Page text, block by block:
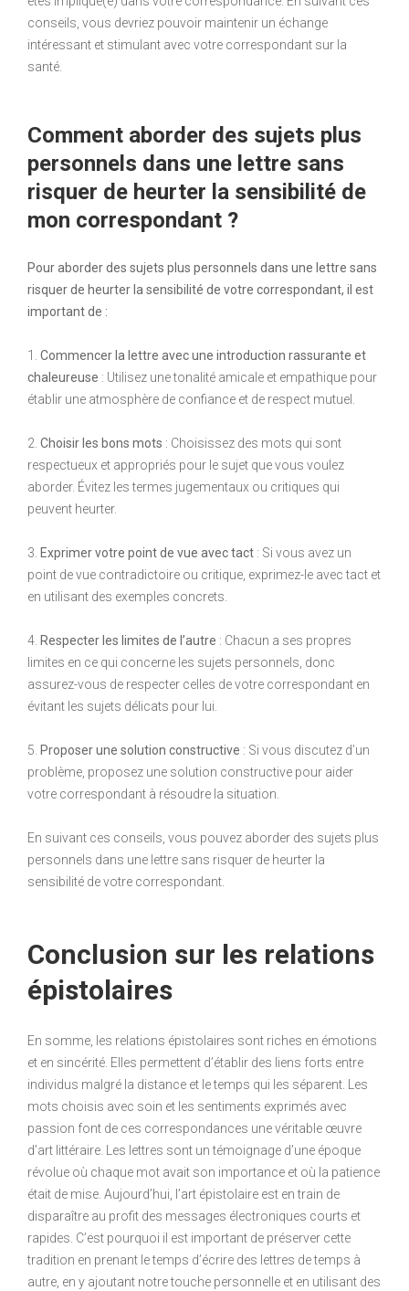
conseils, vous devriez pouvoir maintenir un échange
intéressant et stimulant avec votre correspondant sur la
santé.
Comment aborder des sujets plus
personnels dans une lettre sans
risquer de heurter la sensibilité de
mon correspondant ?
Pour aborder des sujets plus personnels dans une lettre sans
risquer de heurter la sensibilité de votre correspondant, il est
important de :
1. Commencer la lettre avec une introduction rassurante et
chaleureuse : Utilisez une tonalité amicale et empathique pour
établir une atmosphère de confiance et de respect mutuel.
2. Choisir les bons mots : Choisissez des mots qui sont
respectueux et appropriés pour le sujet que vous voulez
aborder. Évitez les termes jugementaux ou critiques qui
peuvent heurter.
3. Exprimer votre point de vue avec tact : Si vous avez un
point de vue contradictoire ou critique, exprimez-le avec tact et
en utilisant des exemples concrets.
4. Respecter les limites de l’autre : Chacun a ses propres
limites en ce qui concerne les sujets personnels, donc
assurez-vous de respecter celles de votre correspondant en
évitant les sujets délicats pour lui.
5. Proposer une solution constructive : Si vous discutez d’un
problème, proposez une solution constructive pour aider
votre correspondant à résoudre la situation.
En suivant ces conseils, vous pouvez aborder des sujets plus
personnels dans une lettre sans risquer de heurter la
sensibilité de votre correspondant.
Conclusion sur les relations
épistolaires
En somme, les relations épistolaires sont riches en émotions
et en sincérité. Elles permettent d’établir des liens forts entre
individus malgré la distance et le temps qui les séparent. Les
mots choisis avec soin et les sentiments exprimés avec
passion font de ces correspondances une véritable œuvre
d’art littéraire. Les lettres sont un témoignage d’une époque
révolue où chaque mot avait son importance et où la patience
était de mise. Aujourd’hui, l’art épistolaire est en train de
disparaître au profit des messages électroniques courts et
rapides. C’est pourquoi il est important de préserver cette
tradition en prenant le temps d’écrire des lettres de temps à
autre, en y ajoutant notre touche personnelle et en utilisant des